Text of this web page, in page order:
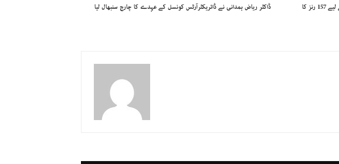
ڈاکٹر ریاض ہمدانی نے ڈائریکٹرآرٹس کونسل کے عہدے کا چارج سنبھال لیا
ورلڈ چیمپیئن شپ آف لیجنڈز فائنل پاکستان کا انڈیا کو جیت کے لیے 157 رنز کا